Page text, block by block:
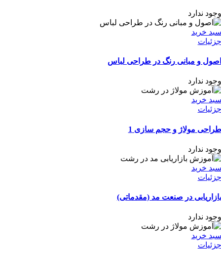
وجود ندارد
سبد خرید
جزئیات
اصول و مبانی رنگ در طراحی لباس
وجود ندارد
سبد خرید
جزئیات
طراحی مولاژ و حجم سازی 1
وجود ندارد
سبد خرید
جزئیات
بازاریابی در صنعت مد (مقدماتی)
وجود ندارد
سبد خرید
جزئیات